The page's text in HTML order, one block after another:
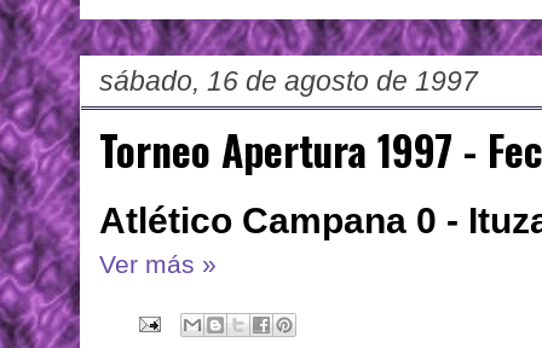
sábado, 16 de agosto de 1997
Torneo Apertura 1997 -
Atlético Campana 0 -
Ver más »